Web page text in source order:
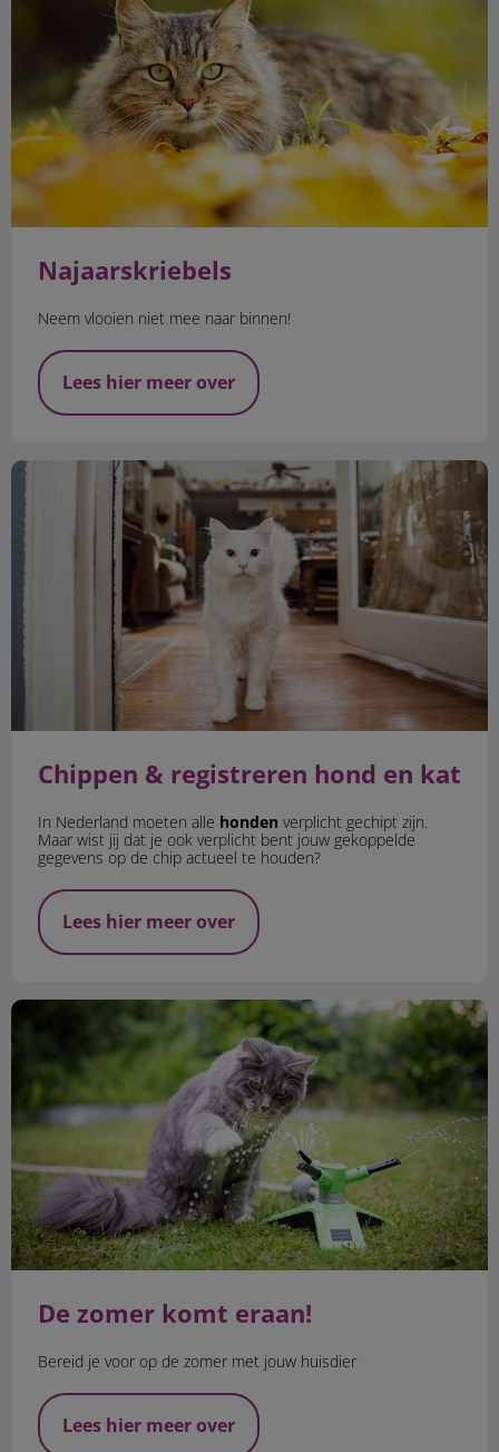
Najaarskriebels
Neem vlooien niet mee naar binnen!
Lees hier meer over
Chippen & registreren hond en kat
Chippen & registreren hond en kat
In Nederland moeten alle honden verplicht gechipt zijn.
Maar wist jij dat je ook verplicht bent jouw gekoppelde
gegevens op de chip actueel te houden?
Lees hier meer over
De zomer komt eraan!
De zomer komt eraan!
Bereid je voor op de zomer met jouw huisdier
Lees hier meer over